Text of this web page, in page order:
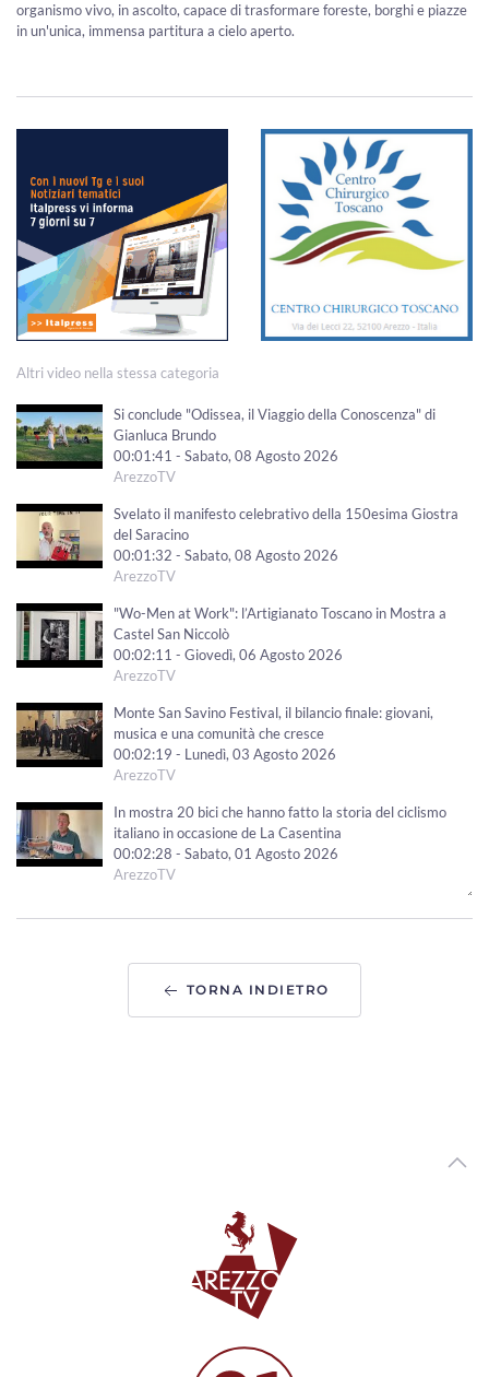
organismo vivo, in ascolto, capace di trasformare foreste, borghi e piazze
in un'unica, immensa partitura a cielo aperto.
Altri video nella stessa categoria
Si conclude "Odissea, il Viaggio della Conoscenza" di
Gianluca Brundo
00:01:41 - Sabato, 08 Agosto 2026
ArezzoTV
Svelato il manifesto celebrativo della 150esima Giostra
del Saracino
00:01:32 - Sabato, 08 Agosto 2026
ArezzoTV
"Wo-Men at Work": l’Artigianato Toscano in Mostra a
Castel San Niccolò
00:02:11 - Giovedì, 06 Agosto 2026
ArezzoTV
Monte San Savino Festival, il bilancio finale: giovani,
musica e una comunità che cresce
00:02:19 - Lunedì, 03 Agosto 2026
ArezzoTV
In mostra 20 bici che hanno fatto la storia del ciclismo
italiano in occasione de La Casentina
00:02:28 - Sabato, 01 Agosto 2026
ArezzoTV
Arezzo Città del Natale, ufficializzate le date: si parte il
00:01:12 - Venerdì, 31 Luglio 2026
Monte San Savino Festival entra nell'ultima settimana
TORNA INDIETRO